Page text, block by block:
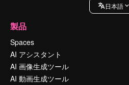
日本語
製品
Spaces
AI アシスタント
AI 画像生成ツール
AI 動画生成ツール